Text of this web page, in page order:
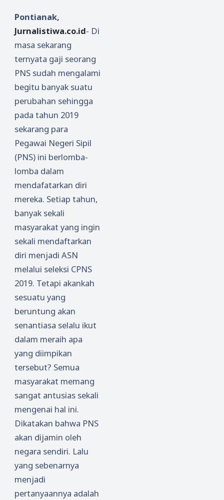
Pontianak,
Jurnalistiwa.co.id- Di
masa sekarang
ternyata gaji seorang
PNS sudah mengalami
begitu banyak suatu
perubahan sehingga
pada tahun 2019
sekarang para
Pegawai Negeri Sipil
(PNS) ini berlomba-
lomba dalam
mendafatarkan diri
mereka. Setiap tahun,
banyak sekali
masyarakat yang ingin
sekali mendaftarkan
diri menjadi ASN
melalui seleksi CPNS
2019. Tetapi akankah
sesuatu yang
beruntung akan
senantiasa selalu ikut
dalam meraih apa
yang diimpikan
tersebut? Semua
masyarakat memang
sangat antusias sekali
mengenai hal ini.
Dikatakan bahwa PNS
akan dijamin oleh
negara sendiri. Lalu
yang sebenarnya
menjadi
pertanyaannya adalah